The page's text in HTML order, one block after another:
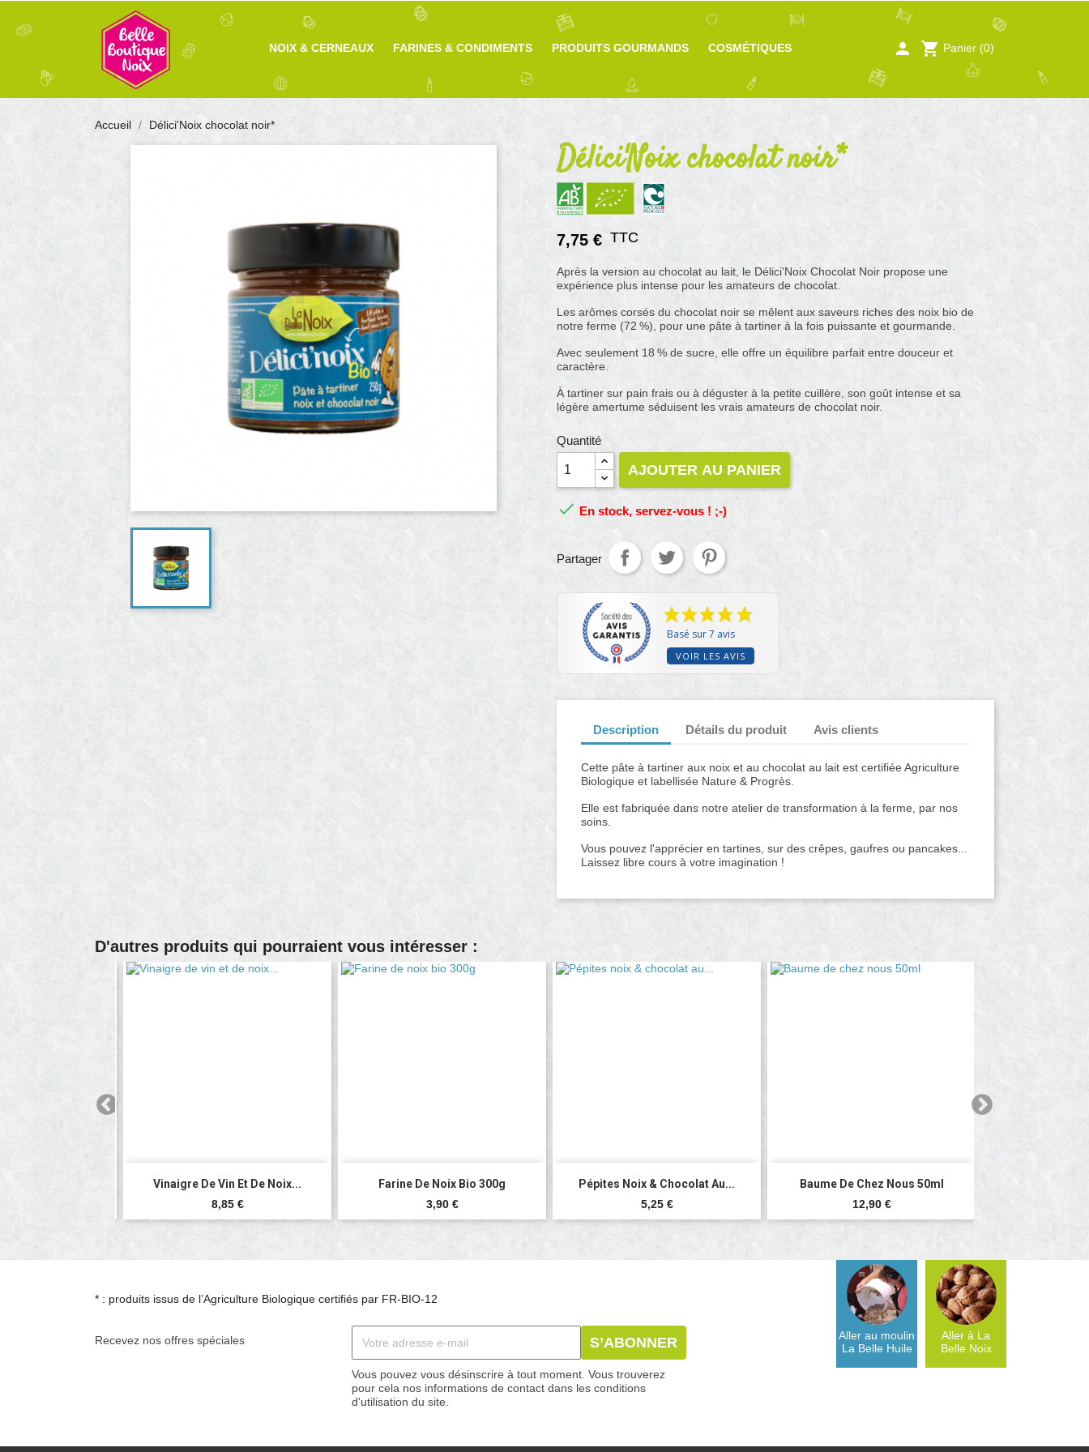
NOIX & CERNEAUX FARINES & CONDIMENTS PRODUITS GOURMANDS COSMÉTIQUES shopping_cart Panier (0)
person
Accueil Délici'Noix chocolat noir*
Délici'Noix chocolat noir*
7,75 € TTC
Après la version au chocolat au lait, le Délici'Noix Chocolat Noir propose une
expérience plus intense pour les amateurs de chocolat.
Les arômes corsés du chocolat noir se mêlent aux saveurs riches des noix bio de
notre ferme (72 %), pour une pâte à tartiner à la fois puissante et gourmande.
Avec seulement 18 % de sucre, elle offre un équilibre parfait entre douceur et
caractère.
À tartiner sur pain frais ou à déguster à la petite cuillère, son goût intense et sa
légère amertume séduisent les vrais amateurs de chocolat noir.
Quantité
AJOUTER AU PANIER
 En stock, servez-vous ! ;-)
Partager
Basé sur 7 avis
VOIR LES AVIS
Description Détails du produit Avis clients
Cette pâte à tartiner aux noix et au chocolat au lait est certifiée Agriculture
Biologique et labellisée Nature & Progrès.
Elle est fabriquée dans notre atelier de transformation à la ferme, par nos
soins.
Vous pouvez l'apprécier en tartines, sur des crêpes, gaufres ou pancakes...
Laissez libre cours à votre imagination !
D'autres produits qui pourraient vous intéresser :
Vinaigre De Vin Et De Noix...
Prix
8,85 €
Aperçu rapide
Farine De Noix Bio 300g
Prix
3,90 €
Aperçu rapide
Pépites Noix & Chocolat Au...
Prix
5,25 €
Aperçu rapide
Baume De Chez Nous 50ml
Prix
12,90 €
 Aperçu rapide
* : produits issus de l’Agriculture Biologique certifiés par FR-BIO-12
Recevez nos offres spéciales
Vous pouvez vous désinscrire à tout moment. Vous trouverez
pour cela nos informations de contact dans les conditions
d'utilisation du site.
Aller au moulin
La Belle Huile
Aller à La
Belle Noix